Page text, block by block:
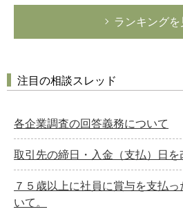
ランキングを
注目の相談スレッド
各企業調査の回答義務について
取引先の締日・入金（支払）日
７５歳以上に社員に賞与を支払
いて。